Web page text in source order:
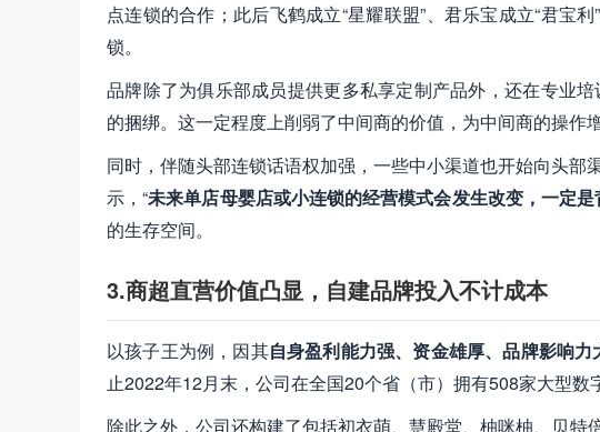
点连锁的合作；此后飞鹤成立“星耀联盟”、君乐宝成立“君宝
锁。
品牌除了为俱乐部成员提供更多私享定制产品外，还在专业
的捆绑。这一定程度上削弱了中间商的价值，为中间商的操作
同时，伴随头部连锁话语权加强，一些中小渠道也开始向头部
示，“未来单店母婴店或小连锁的经营模式会发生改变，一定
的生存空间。
3.商超直营价值凸显，自建品牌投入不计成本
以孩子王为例，因其自身盈利能力强、资金雄厚、品牌影响
止2022年12月末，公司在全国20个省（市）拥有508家大型数
除此之外，公司还构建了包括初衣萌、慧殿堂、柚咪柚、贝